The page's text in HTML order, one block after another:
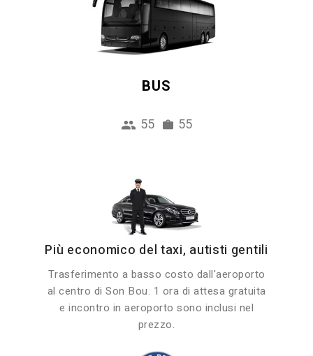
BUS
55 55
Più economico del taxi, autisti gentili
Trasferimento a basso costo dall'aeroporto
al centro di Son Bou. 1 ora di attesa gratuita
e incontro in aeroporto sono inclusi nel
prezzo.